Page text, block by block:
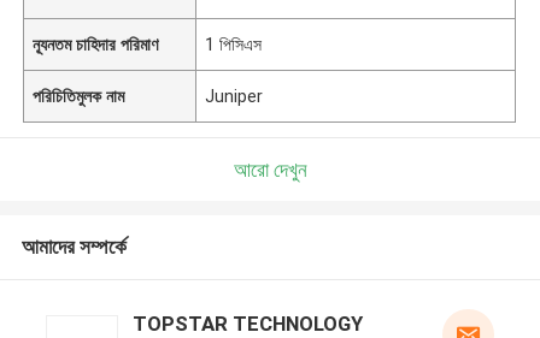
ন্যূনতম চাহিদার পরিমাণ 1 পিসিএস
পরিচিতিমুলক নাম Juniper
আরো দেখুন
আমাদের সম্পর্কে
TOPSTAR TECHNOLOGY